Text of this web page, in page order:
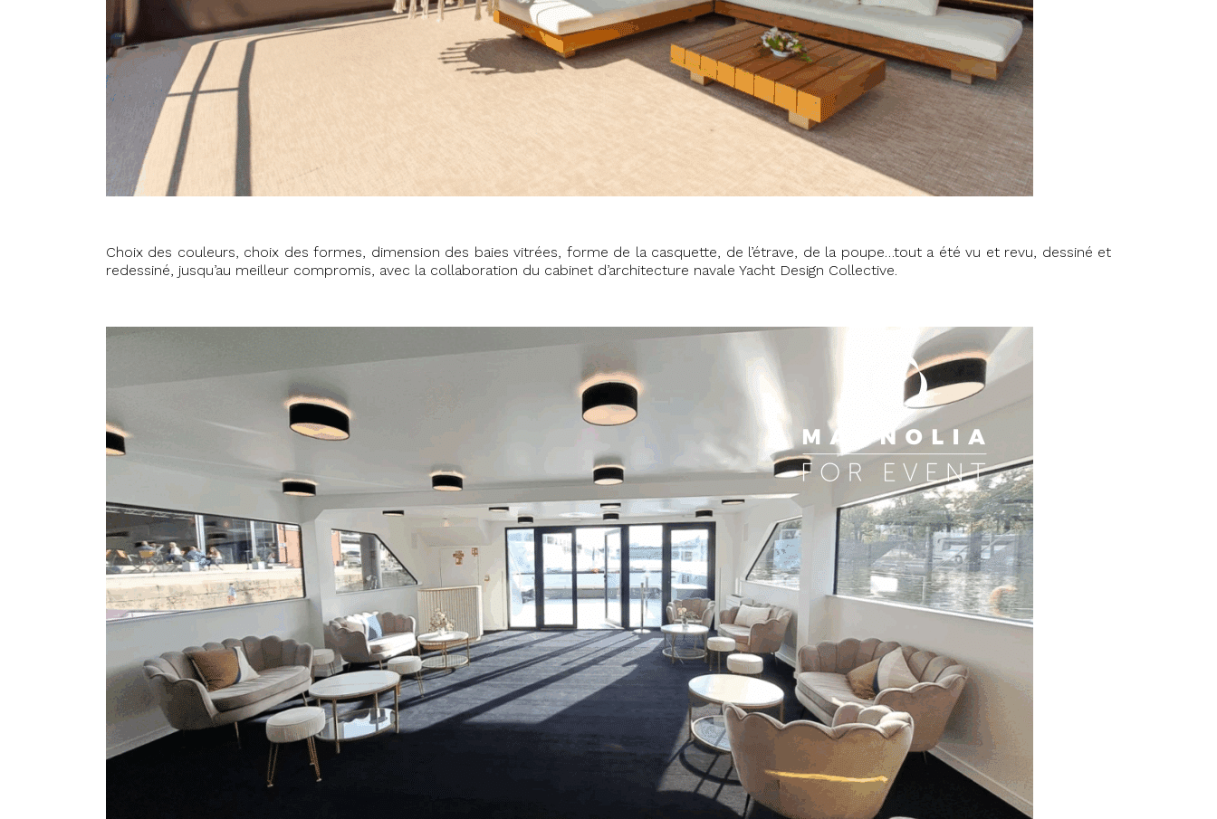
Choix des couleurs, choix des formes, dimension des baies vitrées, forme de la casquette, de l’étrave, de la poupe…tout a été vu et revu, dessiné et
redessiné, jusqu’au meilleur compromis, avec la collaboration du cabinet d’architecture navale Yacht Design Collective.